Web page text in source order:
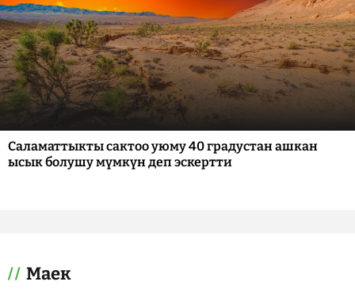
Саламаттыкты сактоо уюму 40 градустан ашкан
ысык болушу мүмкүн деп эскертти
Маек